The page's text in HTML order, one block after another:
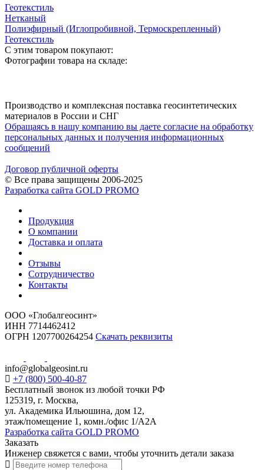
Геотекстиль
Нетканый
Полиэфирный (Иглопробивной, Термоскрепленный)
Геотекстиль
С этим товаром покупают:
Фотографии товара на складе:
Производство и комплексная поставка геосинтетических
материалов в России и СНГ
Обращаясь в нашу компанию вы даете согласие на обработку
персональных данных и получения информационных
сообщений
Договор публичной оферты
© Все права защищены 2006-2025
Разработка сайта GOLD PROMO
Продукция
О компании
Доставка и оплата
Отзывы
Сотрудничество
Контакты
ООО «Глобалгеосинт»
ИНН 7714462412
ОГРН 1207700264254 Скачать реквизиты
info@globalgeosint.ru
+7 (800) 500-40-87
Бесплатный звонок из любой точки РФ
125319, г. Москва,
ул. Академика Ильюшина, дом 12,
этаж/помещение 1, комн./офис 1/А2А
Разработка сайта GOLD PROMO
Заказать
Инженер свяжется с вами, чтобы уточнить детали заказа